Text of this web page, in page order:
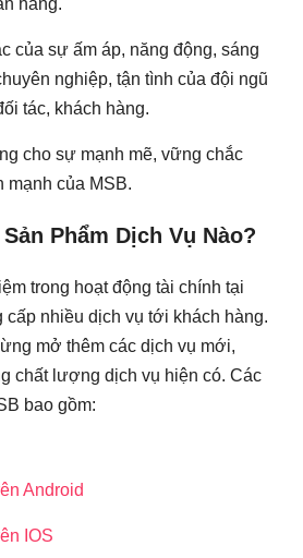
hàng.
của sự ấm áp, năng động, sáng
nghiệp, tận tình của đội ngũ
tác, khách hàng.
cho sự mạnh mẽ, vững chắc
mạnh của MSB.
Phẩm Dịch Vụ Nào?
trong hoạt động tài chính tại
cấp nhiều dịch vụ tới khách hàng.
mở thêm các dịch vụ mới,
chất lượng dịch vụ hiện có. Các
bao gồm:
Android
IOS